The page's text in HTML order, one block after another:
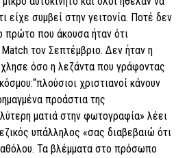
είχε συμβεί στην γειτονία. Ποτέ δεν
που άκουσα ήταν ότι
τον Σεπτέμβριο. Δεν ήταν η
όσο η λεζάντα που γράφοντας
χριστιανοί κάνουν
προάστια της
ματιά στην φωτογραφία» λέει
υπάλληλος «σας διαβεβαιώ ότι
Τα βλέμματα στο πρόσωπο